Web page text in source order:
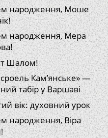
народження, Моше
народження, Мера
Шалом!
Кам’янське» —
табір у Варшаві
вік: духовний урок
народження, Віра